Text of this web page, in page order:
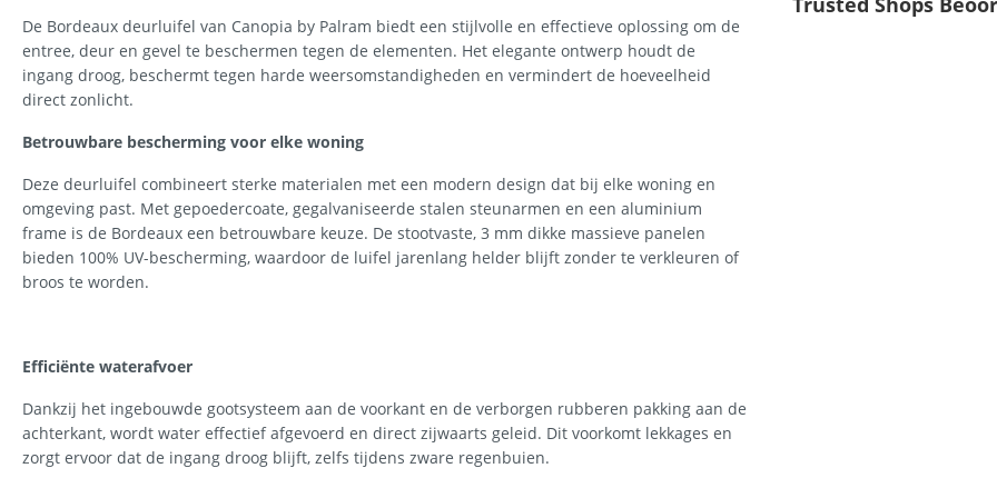
De Bordeaux deurluifel van Canopia by Palram biedt een stijlvolle en effectieve oplossing om de
entree, deur en gevel te beschermen tegen de elementen. Het elegante ontwerp houdt de
ingang droog, beschermt tegen harde weersomstandigheden en vermindert de hoeveelheid
direct zonlicht.
Betrouwbare bescherming voor elke woning
Deze deurluifel combineert sterke materialen met een modern design dat bij elke woning en
omgeving past. Met gepoedercoate, gegalvaniseerde stalen steunarmen en een aluminium
frame is de Bordeaux een betrouwbare keuze. De stootvaste, 3 mm dikke massieve panelen
bieden 100% UV-bescherming, waardoor de luifel jarenlang helder blijft zonder te verkleuren of
broos te worden.
Efficiënte waterafvoer
Dankzij het ingebouwde gootsysteem aan de voorkant en de verborgen rubberen pakking aan de
achterkant, wordt water effectief afgevoerd en direct zijwaarts geleid. Dit voorkomt lekkages en
zorgt ervoor dat de ingang droog blijft, zelfs tijdens zware regenbuien.